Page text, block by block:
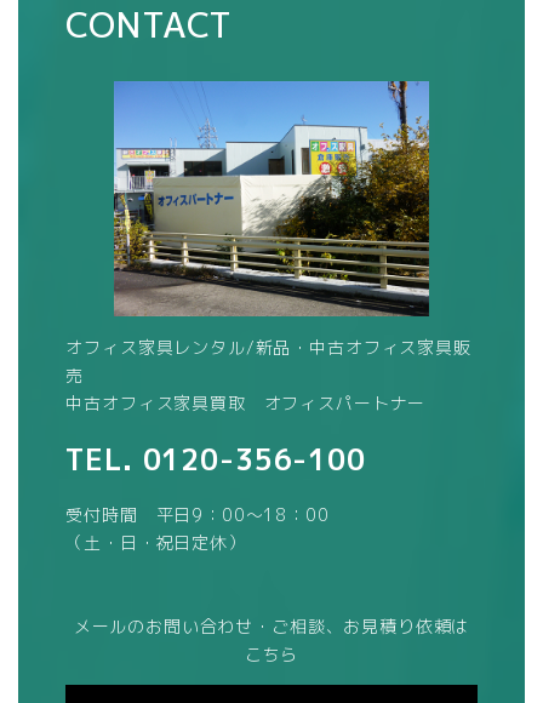
CONTACT
オフィス家具レンタル/新品・中古オフィス家具販
売
中古オフィス家具買取 オフィスパートナー
TEL. 0120-356-100
受付時間 平日9：00～18：00
（土・日・祝日定休）
メールのお問い合わせ・ご相談、お見積り依頼は
こちら